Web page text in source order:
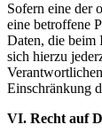
Sofern eine der
eine betroffene
Daten, die beim
sich hierzu
Einschränkung
VI. Recht auf